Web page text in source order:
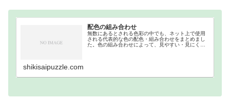
配色の組み合わせ
無数にあるとされる色彩の中でも、ネット上で使用
される代表的な色の配色・組み合わせをまとめまし
た。色の組み合わせによって、見やすい・見にくい
shikisaipuzzle.com